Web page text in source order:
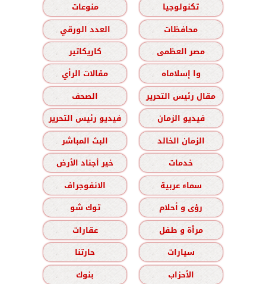
تكنولوجيا
منوعات
محافظات
العدد الورقي
مصر العظمى
كاريكاتير
وا إسلاماه
مقالات الرأي
مقال رئيس التحرير
الصحف
فيديو الزمان
فيديو رئيس التحرير
الزمان الخالد
البث المباشر
خدمات
خير أجناد الأرض
سماء عربية
الانفوجراف
رؤى و أحلام
توك شو
مرأة و طفل
عقارات
سيارات
حارتنا
الأحزاب
بنوك